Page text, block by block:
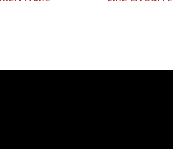
la marque à la 38e pour les